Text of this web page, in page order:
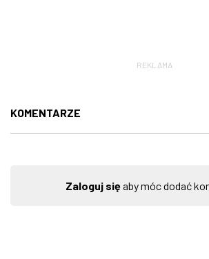
REKLAMA
KOMENTARZE
Zaloguj sięaby móc dodać